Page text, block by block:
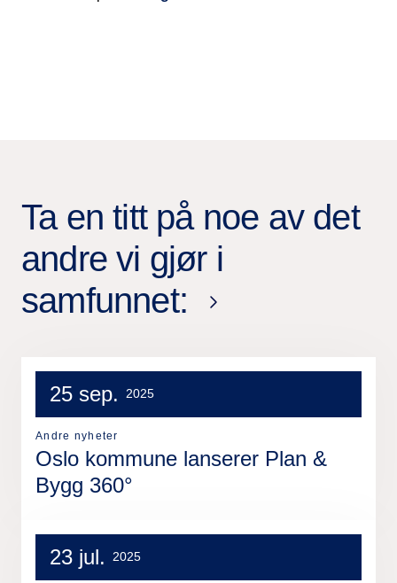
Ta en titt på noe av det
andre vi gjør i
samfunnet:
25 sep. 2025
Andre nyheter
Oslo kommune lanserer Plan &
Bygg 360°
23 jul. 2025